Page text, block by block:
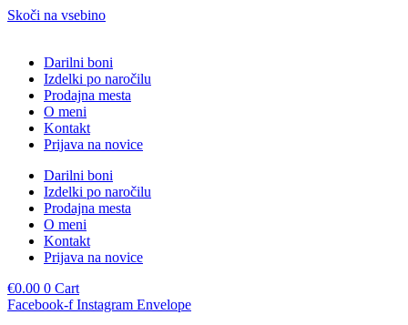
Skoči na vsebino
Darilni boni
Izdelki po naročilu
Prodajna mesta
O meni
Kontakt
Prijava na novice
Darilni boni
Izdelki po naročilu
Prodajna mesta
O meni
Kontakt
Prijava na novice
€0.00 0 Cart
Facebook-f Instagram Envelope